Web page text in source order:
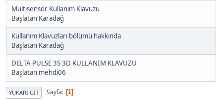
Multisensör Kullanım Klavuzu
Başlatan Karadağ
Kullanım Klavuzları bölümü hakkında
Başlatan Karadağ
DELTA PULSE 3S 3D KULLANIM KLAVUZU
Başlatan mehdi06
YUKARI GIT Sayfa 1